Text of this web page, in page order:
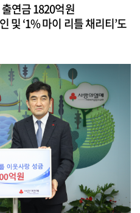
연금 1820억원
및 ‘1% 마이 리틀 채리티’도